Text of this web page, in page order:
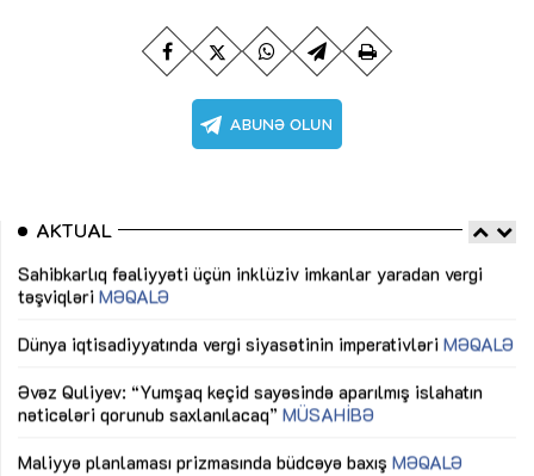
AKTUAL
Sahibkarlıq fəaliyyəti üçün inklüziv imkanlar yaradan vergi
təşviqləri MƏQALƏ
Dünya iqtisadiyyatında vergi siyasətinin imperativləri MƏQALƏ
Əvəz Quliyev: “Yumşaq keçid sayəsində aparılmış islahatın
nəticələri qorunub saxlanılacaq” MÜSAHİBƏ
Maliyyə planlaması prizmasında büdcəyə baxış MƏQALƏ